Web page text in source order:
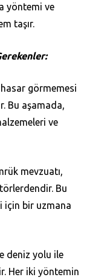
yöntemi ve
taşır.
görmemesi
Bu aşamada,
ve
mevzuatı,
Bu
için bir uzmana
deniz yolu ile
Her iki yöntemin